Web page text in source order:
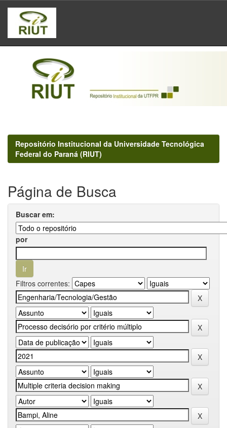
Skip
navigation
Repositório Institucional da Universidade Tecnológica
Federal do Paraná (RIUT)
Página de Busca
Buscar em:
por
Filtros correntes: